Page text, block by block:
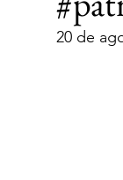
Mouriscas20 de